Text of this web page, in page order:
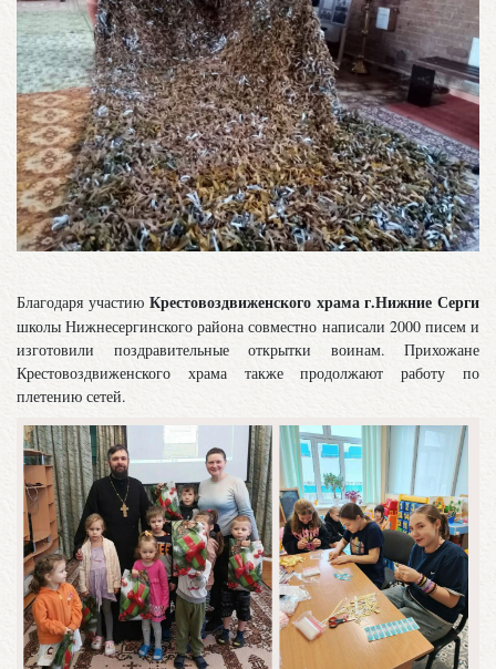
Благодаря участиюКрестовоздвиженского храма г.Нижние Серги
школы Нижнесергинского района совместно написали 2000 писем и
изготовили поздравительные открытки воинам. Прихожане
Крестовоздвиженского храма также продолжают работу по
плетению сетей.